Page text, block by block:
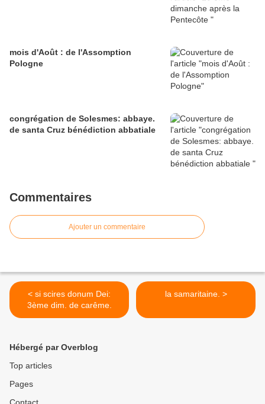
mois d'Août : de l'Assomption
Pologne
congrégation de Solesmes: abbaye.
de santa Cruz bénédiction abbatiale
Commentaires
Ajouter un commentaire
< si scires donum Dei:
3ème dim. de carême.
la samaritaine. >
Hébergé par Overblog
Top articles
Pages